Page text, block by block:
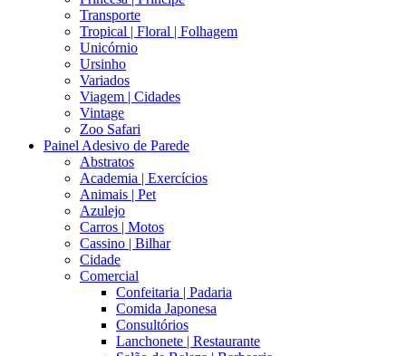
Transporte
Tropical | Floral | Folhagem
Unicórnio
Ursinho
Variados
Viagem | Cidades
Vintage
Zoo Safari
Painel Adesivo de Parede
Abstratos
Academia | Exercícios
Animais | Pet
Azulejo
Carros | Motos
Cassino | Bilhar
Cidade
Comercial
Confeitaria | Padaria
Comida Japonesa
Consultórios
Lanchonete | Restaurante